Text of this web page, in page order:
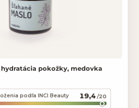
hydratácia pokožky, medovka
podľa INCI Beauty 19,4/20